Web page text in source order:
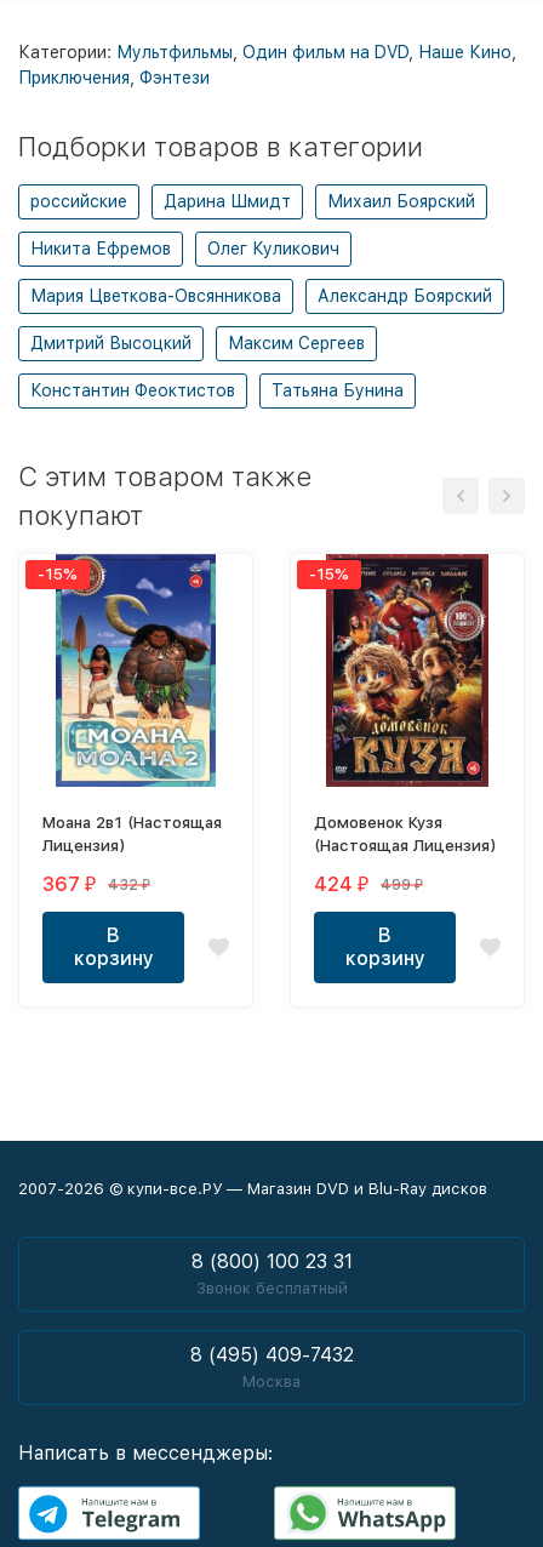
Категории: Мультфильмы Один фильм на DVD Наше Кино
Приключения Фэнтези
Подборки товаров в категории
российские Дарина Шмидт Михаил Боярский
Никита Ефремов Олег Куликович
Мария Цветкова-Овсянникова Александр Боярский
Дмитрий Высоцкий Максим Сергеев
Константин Феоктистов Татьяна Бунина
C этим товаром также
покупают
-15%
Моана 2в1 (Настоящая
Лицензия)
367 ₽ 432₽
В
корзину
-15%
Домовенок Кузя
(Настоящая Лицензия)
424 ₽ 499₽
В
корзину
2007-2026 © купи-все.РУ — Магазин DVD и Blu-Ray дисков
8 (800) 100 23 31
Звонок бесплатный
8 (495) 409-7432
Москва
Написать в мессенджеры: